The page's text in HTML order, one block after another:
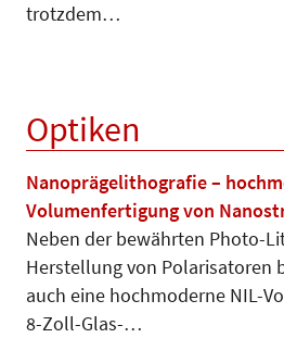
trotzdem…
Optiken
Nanoprägelithografie –
Volumenfertigung von
Neben der bewährten Photo-
Herstellung von Polarisatoren
auch eine hochmoderne NIL-
8-Zoll-Glas-…